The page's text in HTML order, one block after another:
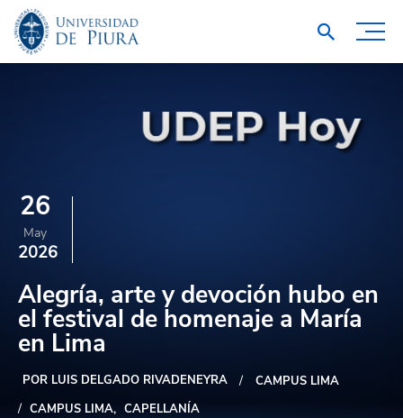
26
May
2026
Alegría, arte y devoción hubo en
el festival de homenaje a María
en Lima
POR LUIS DELGADO RIVADENEYRA
CAMPUS LIMA
CAMPUS LIMA
CAPELLANÍA